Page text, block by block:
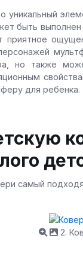
уникальный
быть выполнен
приятное
но также
для ребенка.
самый
2.